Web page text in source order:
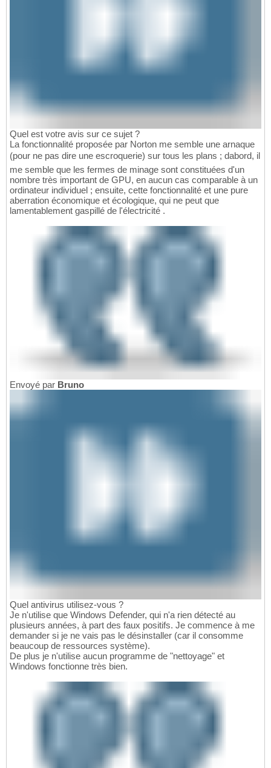
Quel est votre avis sur ce sujet ?
La fonctionnalité proposée par Norton me semble une arnaque
(pour ne pas dire une escroquerie) sur tous les plans ; dabord, il
me semble que les fermes de minage sont constituées d'un
nombre très important de GPU, en aucun cas comparable à un
ordinateur individuel ; ensuite, cette fonctionnalité et une pure
aberration économique et écologique, qui ne peut que
lamentablement gaspillé de l'électricité .
Envoyé par Bruno
Quel antivirus utilisez-vous ?
Je n'utilise que Windows Defender, qui n'a rien détecté au
plusieurs années, à part des faux positifs. Je commence à me
demander si je ne vais pas le désinstaller (car il consomme
beaucoup de ressources système).
De plus je n'utilise aucun programme de "nettoyage" et
Windows fonctionne très bien.